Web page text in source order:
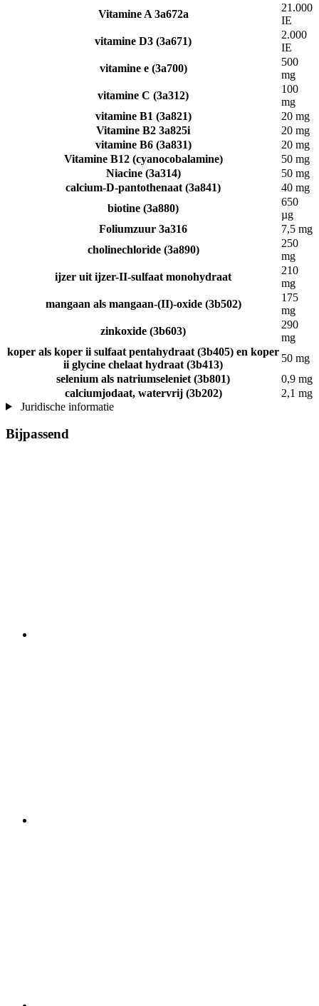
Vitamine A 3a672a
21.000
IE
vitamine D3 (3a671)
2.000
IE
vitamine e (3a700)
500
mg
vitamine C (3a312)
100
mg
vitamine B1 (3a821)
20 mg
Vitamine B2 3a825i
20 mg
vitamine B6 (3a831)
20 mg
Vitamine B12 (cyanocobalamine)
50 mg
Niacine (3a314)
50 mg
calcium-D-pantothenaat (3a841)
40 mg
biotine (3a880)
650
µg
Foliumzuur 3a316
7,5 mg
cholinechloride (3a890)
250
mg
ijzer uit ijzer-II-sulfaat monohydraat
210
mg
mangaan als mangaan-(II)-oxide (3b502)
175
mg
zinkoxide (3b603)
290
mg
koper als koper ii sulfaat pentahydraat (3b405) en koper
ii glycine chelaat hydraat (3b413)
50 mg
selenium als natriumseleniet (3b801)
0,9 mg
calciumjodaat, watervrij (3b202)
2,1 mg
Juridische informatie
Bijpassend